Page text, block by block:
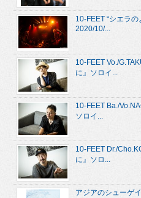
10-FEET “シエラ
2020/10/...
10-FEET Vo./
に』ソロイ...
10-FEET Ba./
ソロイ...
10-FEET Dr./
に』ソロ...
アジアのシューゲ